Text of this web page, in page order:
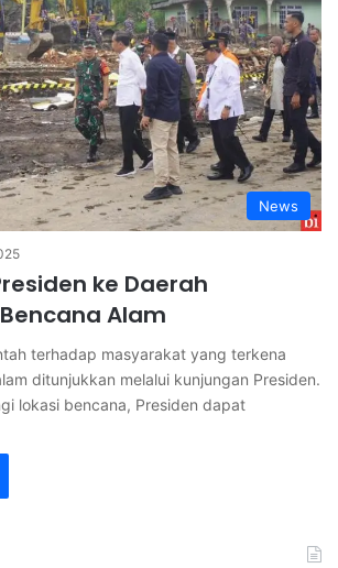
News
ke Daerah
Alam
terhadap masyarakat yang terkena
ditunjukkan melalui kunjungan Presiden.
lokasi bencana, Presiden dapat